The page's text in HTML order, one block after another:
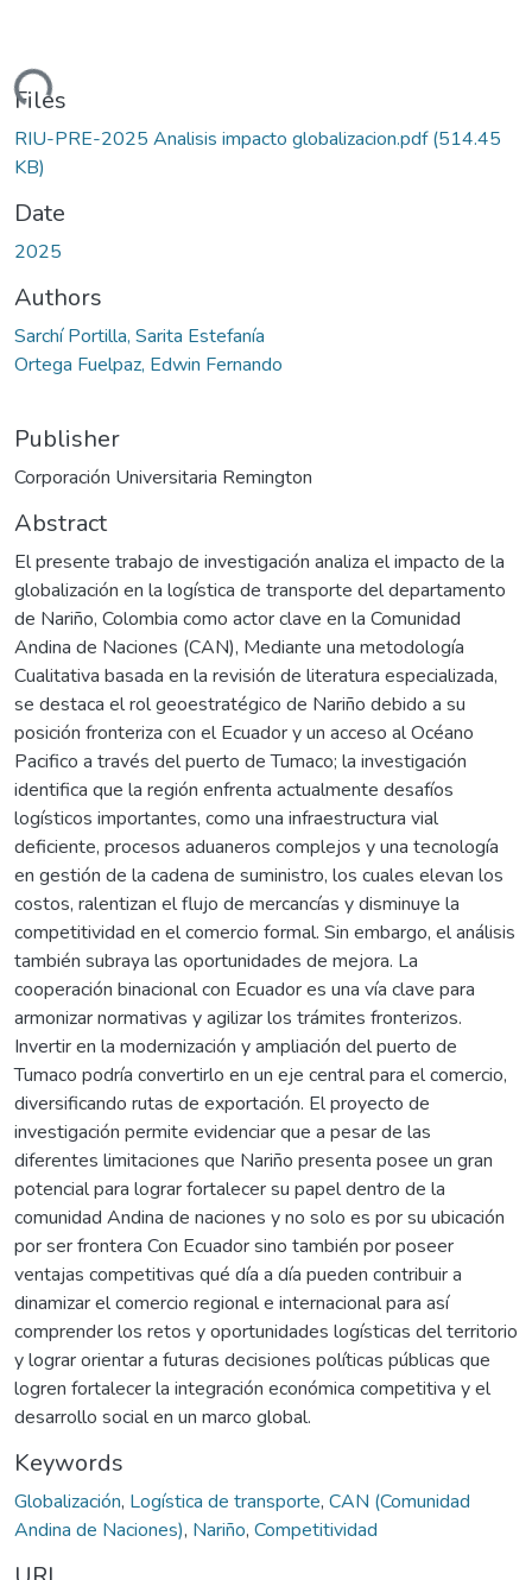
Files
RIU-PRE-2025 Analisis impacto globalizacion.pdf(514.45
KB)
Date
2025
Authors
Sarchí Portilla, Sarita Estefanía
Ortega Fuelpaz, Edwin Fernando
Publisher
Corporación Universitaria Remington
Abstract
El presente trabajo de investigación analiza el impacto de la
globalización en la logística de transporte del departamento
de Nariño, Colombia como actor clave en la Comunidad
Andina de Naciones (CAN), Mediante una metodología
Cualitativa basada en la revisión de literatura especializada,
se destaca el rol geoestratégico de Nariño debido a su
posición fronteriza con el Ecuador y un acceso al Océano
Pacifico a través del puerto de Tumaco; la investigación
identifica que la región enfrenta actualmente desafíos
logísticos importantes, como una infraestructura vial
deficiente, procesos aduaneros complejos y una tecnología
en gestión de la cadena de suministro, los cuales elevan los
costos, ralentizan el flujo de mercancías y disminuye la
competitividad en el comercio formal. Sin embargo, el análisis
también subraya las oportunidades de mejora. La
cooperación binacional con Ecuador es una vía clave para
armonizar normativas y agilizar los trámites fronterizos.
Invertir en la modernización y ampliación del puerto de
Tumaco podría convertirlo en un eje central para el comercio,
diversificando rutas de exportación. El proyecto de
investigación permite evidenciar que a pesar de las
diferentes limitaciones que Nariño presenta posee un gran
potencial para lograr fortalecer su papel dentro de la
comunidad Andina de naciones y no solo es por su ubicación
por ser frontera Con Ecuador sino también por poseer
ventajas competitivas qué día a día pueden contribuir a
dinamizar el comercio regional e internacional para así
comprender los retos y oportunidades logísticas del territorio
y lograr orientar a futuras decisiones políticas públicas que
logren fortalecer la integración económica competitiva y el
desarrollo social en un marco global.
Keywords
Globalización, Logística de transporte, CAN (Comunidad
Andina de Naciones), Nariño, Competitividad